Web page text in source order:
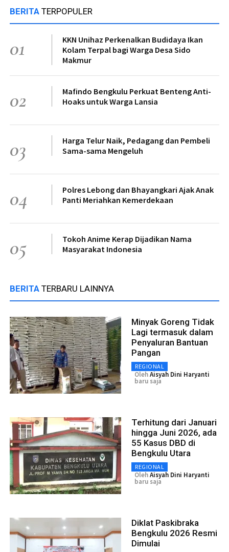
BERITA TERPOPULER
01
KKN Unihaz Perkenalkan Budidaya Ikan
Kolam Terpal bagi Warga Desa Sido
Makmur
02
Mafindo Bengkulu Perkuat Benteng Anti-
Hoaks untuk Warga Lansia
03
Harga Telur Naik, Pedagang dan Pembeli
Sama-sama Mengeluh
04
Polres Lebong dan Bhayangkari Ajak Anak
Panti Meriahkan Kemerdekaan
05
Tokoh Anime Kerap Dijadikan Nama
Masyarakat Indonesia
BERITA TERBARU LAINNYA
Minyak Goreng Tidak
Lagi termasuk dalam
Penyaluran Bantuan
Pangan
REGIONAL
OlehAisyah Dini Haryanti
baru saja
Terhitung dari Januari
hingga Juni 2026, ada
55 Kasus DBD di
Bengkulu Utara
REGIONAL
OlehAisyah Dini Haryanti
baru saja
Diklat Paskibraka
Bengkulu 2026 Resmi
Dimulai